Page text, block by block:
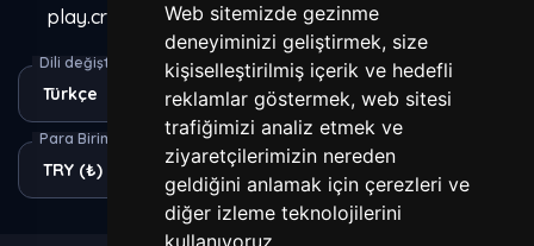
Web sitemizde gezinme
deneyiminizi geliştirmek, size
kişiselleştirilmiş içerik ve hedefli
reklamlar göstermek, web sitesi
trafiğimizi analiz etmek ve
ziyaretçilerimizin nereden
geldiğini anlamak için çerezleri ve
diğer izleme teknolojilerini
kullanıyoruz.
Gizlilik Sözleşmesi
Yasaklananlar
play.craxecraft.com
Dili değiştir
Para Birimi